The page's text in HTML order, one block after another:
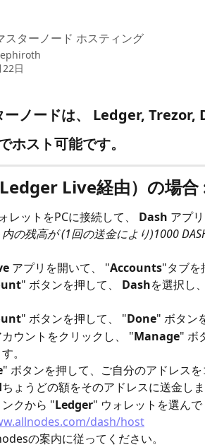
スターノード ホスティング
日
ーノードは、 Ledger, Trezor,
ホスト可能です。
Live経由）の場合
レットをPCに接続して、 Dash アプ
の残高が (1回の送金により)1000
アプリを開いて、 "Accounts"タブを
" ボタンを押して、 Dashを選択し
" ボタンを押して、 "Done" ボタン
ウントをクリックし、 "Manage" ボ
。
" ボタンを押して、ご自分のアドレスを
ちょうどの額をそのアドレスに送金しま
クから "Ledger" ウォレットを選ん
dash/host
の案内に従ってください。